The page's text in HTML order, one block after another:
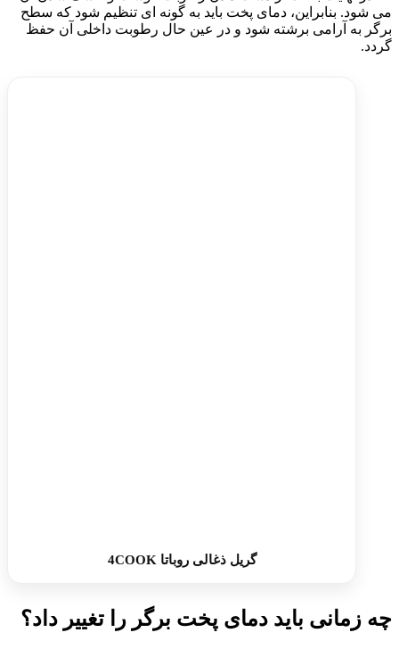
می شود. بنابراین، دمای پخت باید به گونه ای تنظیم شود که سطح
برگر به آرامی برشته شود و در عین حال رطوبت داخلی آن حفظ
گردد.
گریل ذغالی روباتا 4COOK
چه زمانی باید دمای پخت برگر را تغییر داد؟